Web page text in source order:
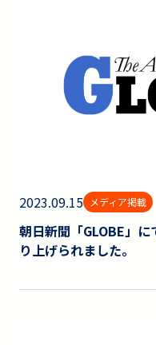
2023.09.15 メディア掲載
朝日新聞「GLOBE」
り上げられました。